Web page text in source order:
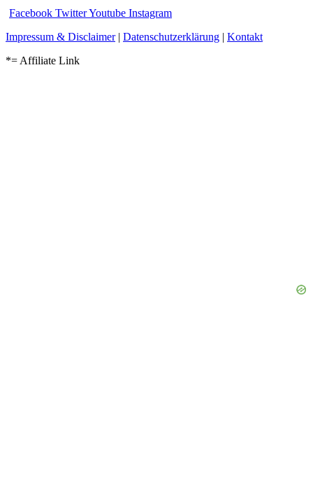
Facebook TwitterYoutube Instagram
Impressum & Disclaimer| Datenschutzerklärung | Kontakt
*= Affiliate Link